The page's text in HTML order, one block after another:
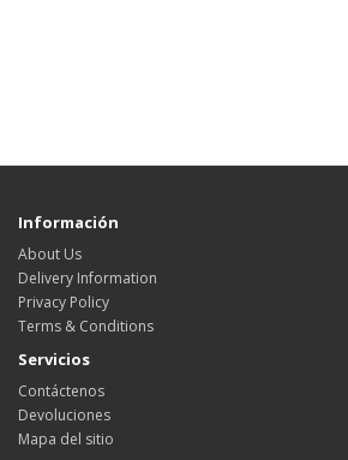
Información
About Us
Delivery Information
Privacy Policy
Terms & Conditions
Servicios
Contáctenos
Devoluciones
Mapa del sitio